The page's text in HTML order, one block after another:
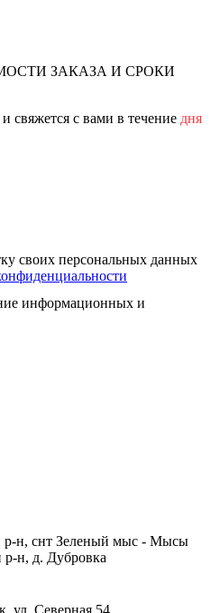
ЗАКАЗА И СРОКИ
свяжется с вами в течение дня
своих персональных данных
информационных и
р-н, снт Зеленый мыс - Мысы
р-н, д. Дубровка
ул. Северная 54